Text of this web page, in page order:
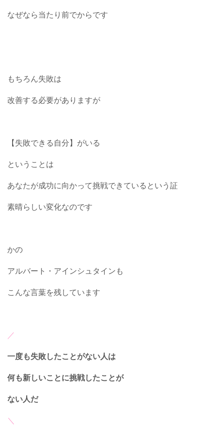
なぜなら当たり前でからです
もちろん失敗は
改善する必要がありますが
【失敗できる自分】がいる
ということは
あなたが成功に向かって挑戦できているという証
素晴らしい変化なのです
かの
アルバート・アインシュタインも
こんな言葉を残しています
／
一度も失敗したことがない人は
何も新しいことに挑戦したことが
ない人だ
＼